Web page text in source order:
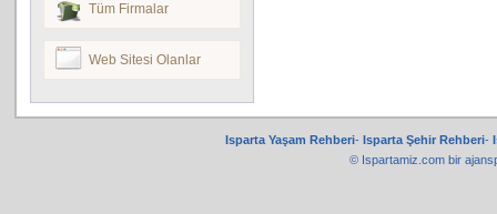
Tüm Firmalar
Web Sitesi Olanlar
Isparta Yaşam Rehberi- Isparta Şehir Rehberi-
© Ispartamiz.com bir